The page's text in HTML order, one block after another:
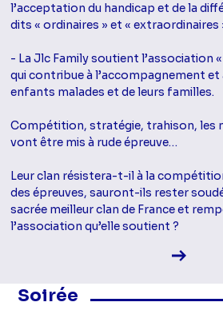
l’acceptation du handicap et de la
dits « ordinaires » et « extraordinaires
- La Jlc Family soutient l’association
qui contribue à l’accompagnement et
enfants malades et de leurs familles.
Compétition, stratégie, trahison, les
vont être mis à rude épreuve…
Leur clan résistera-t-il à la
des épreuves, sauront-ils rester
sacrée meilleur clan de France et
l’association qu’elle soutient ?
Voir la
Soirée
Masquer les